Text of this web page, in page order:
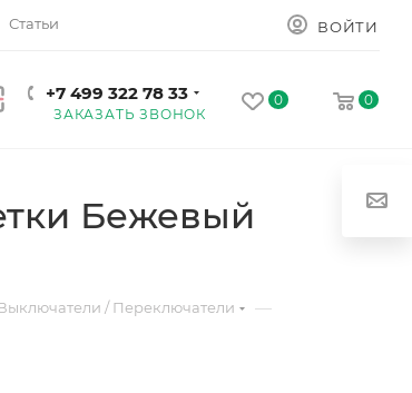
Статьи ВОЙТИ
+7 499 322 78 33
ЗАКАЗАТЬ ЗВОНОК
0 0
Бежевый
/ Переключатели —